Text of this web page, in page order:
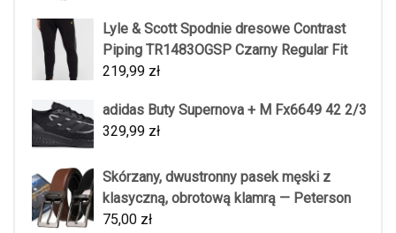
Lyle & Scott Spodnie dresowe Contrast
Piping TR1483OGSP Czarny Regular Fit
219,99 zł
adidas Buty Supernova + M Fx6649 42 2/3
329,99 zł
Skórzany, dwustronny pasek męski z
klasyczną, obrotową klamrą — Peterson
75,00 zł